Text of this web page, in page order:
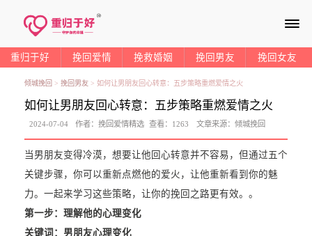
≡
重归于好 挽回爱情 挽救婚姻 挽回男友 挽回女友
倾城挽回 > 挽回男友> 如何让男朋友回心转意：五步策略重燃爱情之火
如何让男朋友回心转意：五步策略重燃爱情之火
2024-07-04 作者：挽回爱情精选 查看： 1263 文章来源： 倾城挽回
当男朋友变得冷漠，想要让他回心转意并不容易，但通过五个
关键步骤，你可以重新点燃他的爱火，让他重新看到你的魅
力。一起来学习这些策略，让你的挽回之路更有效。。
第一步：理解他的心理变化
关键词：男朋友心理变化